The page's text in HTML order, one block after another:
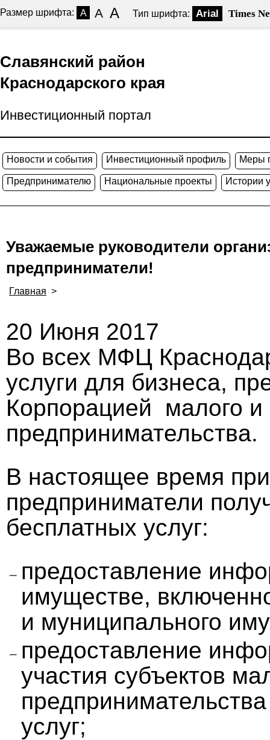
Размер шрифта: A A A Тип шрифта: Arial Times
Славянский район
Краснодарского края
Инвестиционный портал
Новости и события Инвестиционный профиль Меры
Предпринимателю Национальные проекты Истории
Уважаемые руководители
предприниматели!
Главная >
20 Июня 2017
Во всех МФЦ
услуги для бизнеса,
Корпорацией малого и
предпринимательства.
В настоящее время
предприниматели
бесплатных услуг:
предоставление
имуществе,
и муниципального
предоставление
участия субъектов
услуг;